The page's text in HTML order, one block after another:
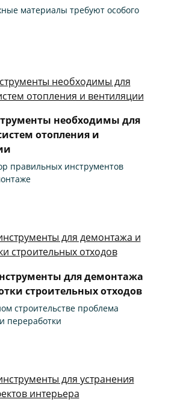
материалы требуют особого
необходимы для
отопления и
правильных инструментов
для демонтажа
строительных отходов
строительстве проблема
переработки